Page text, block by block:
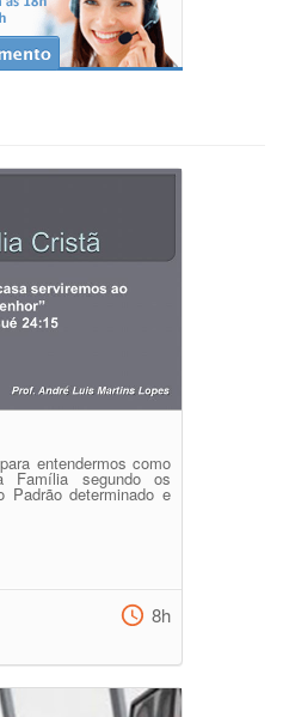
entendermos como
segundo os
Padrão determinado e
8h